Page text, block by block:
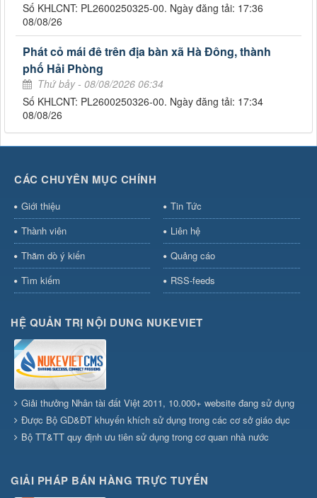
Số KHLCNT: PL2600250325-00. Ngày đăng tải: 17:36
08/08/26
Phát cỏ mái đê trên địa bàn xã Hà Đông, thành
phố Hải Phòng
Thứ bảy - 08/08/2026 06:34
Số KHLCNT: PL2600250326-00. Ngày đăng tải: 17:34
08/08/26
CÁC CHUYÊN MỤC CHÍNH
Giới thiệu
Tin Tức
Thành viên
Liên hệ
Thăm dò ý kiến
Quảng cáo
Tìm kiếm
RSS-feeds
HỆ QUẢN TRỊ NỘI DUNG NUKEVIET
Giải thưởng Nhân tài đất Việt 2011, 10.000+ website đang sử dụng
Được Bộ GD&ĐT khuyến khích sử dụng trong các cơ sở giáo dục
Bộ TT&TT quy định ưu tiên sử dụng trong cơ quan nhà nước
GIẢI PHÁP BÁN HÀNG TRỰC TUYẾN